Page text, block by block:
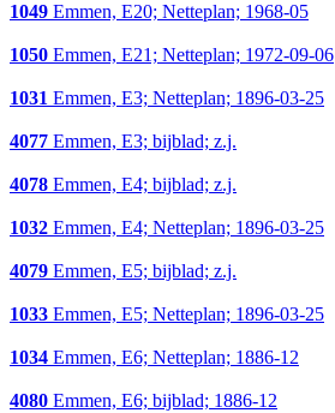
1049 Emmen, E20; Netteplan; 1968-05
1050 Emmen, E21; Netteplan; 1972-09-06
1031 Emmen, E3; Netteplan; 1896-03-25
4077 Emmen, E3; bijblad; z.j.
4078 Emmen, E4; bijblad; z.j.
1032 Emmen, E4; Netteplan; 1896-03-25
4079 Emmen, E5; bijblad; z.j.
1033 Emmen, E5; Netteplan; 1896-03-25
1034 Emmen, E6; Netteplan; 1886-12
4080 Emmen, E6; bijblad; 1886-12